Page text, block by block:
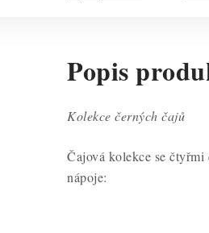
Popis
Kolekce černých čajů
Čajová kolekce se
nápoje: